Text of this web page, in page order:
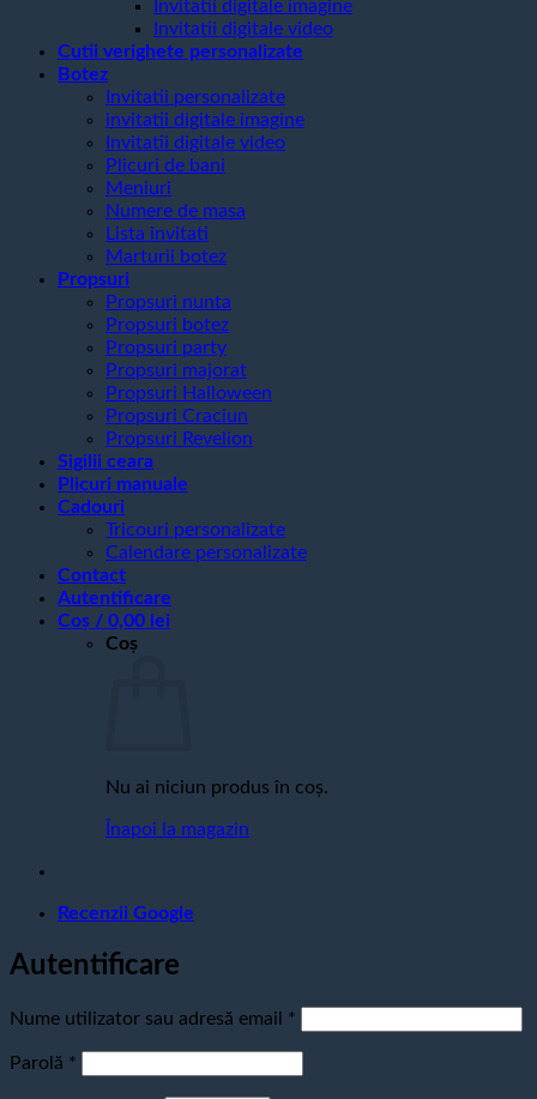
Invitatii digitale imagine
Invitatii digitale video
Cutii verighete personalizate
Botez
Invitatii personalizate
invitatii digitale imagine
Invitatii digitale video
Plicuri de bani
Meniuri
Numere de masa
Lista invitati
Marturii botez
Propsuri
Propsuri nunta
Propsuri botez
Propsuri party
Propsuri majorat
Propsuri Halloween
Propsuri Craciun
Propsuri Revelion
Sigilii ceara
Plicuri manuale
Cadouri
Tricouri personalizate
Calendare personalizate
Contact
Autentificare
Coș / 0,00 lei
Coș
Nu ai niciun produs în coș.
Înapoi la magazin
Recenzii Google
Autentificare
Nume utilizator sau adresă email *
Parolă *